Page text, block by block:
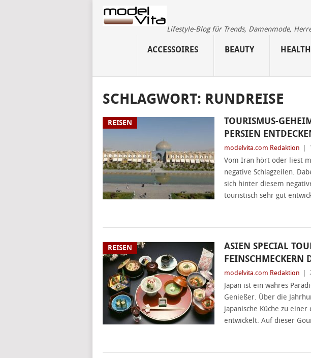
Lifestyle-Blog für Trends, Damenmode,
ACCESSOIRES BEAUTY HEALTH
SCHLAGWORT: RUNDREISE
REISEN
TOURISMUS-
PERSIEN
modelvita.com Redaktion
Vom Iran hört oder liest
negative Schlagzeilen.
sich hinter diesem
touristisch sehr gut
REISEN
ASIEN SPECIAL
FEINSCHMECKERN
modelvita.com Redaktion
Japan ist ein wahres
Genießer. Über die
japanische Küche zu
entwickelt. Auf dieser